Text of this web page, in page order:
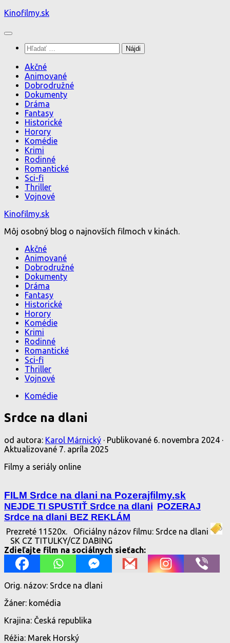
Preskočiť
obsah
Kinofilmy.sk
Hľadať:
Akčné
Animované
Dobrodružné
Dokumenty
Dráma
Fantasy
Historické
Horory
Komédie
Krimi
Rodinné
Romantické
Sci-fi
Thriller
Vojnové
Kinofilmy.sk
Môj osobný blog o najnovších filmoch v kinách.
Akčné
Animované
Dobrodružné
Dokumenty
Dráma
Fantasy
Historické
Horory
Komédie
Krimi
Rodinné
Romantické
Sci-fi
Thriller
Vojnové
Komédie
Srdce na dlani
od autora: Karol Márnický · Publikované 6. novembra 2024 ·
Aktualizované 7. apríla 2025
Filmy a seriály online
FILM Srdce na dlani na Pozerajfilmy.sk
NEJDE TI SPUSTIŤ Srdce na dlani POZERAJ
Srdce na dlani BEZ REKLÁM
Prezreté 11520x.
Oficiálny názov filmu: Srdce na dlani
SK CZ TITULKY/CZ DABING
Zdieľajte film na sociálnych sieťach:
Orig. názov: Srdce na dlani
Žáner: komédia
Krajina: Česká republika
Réžia: Marek Horský